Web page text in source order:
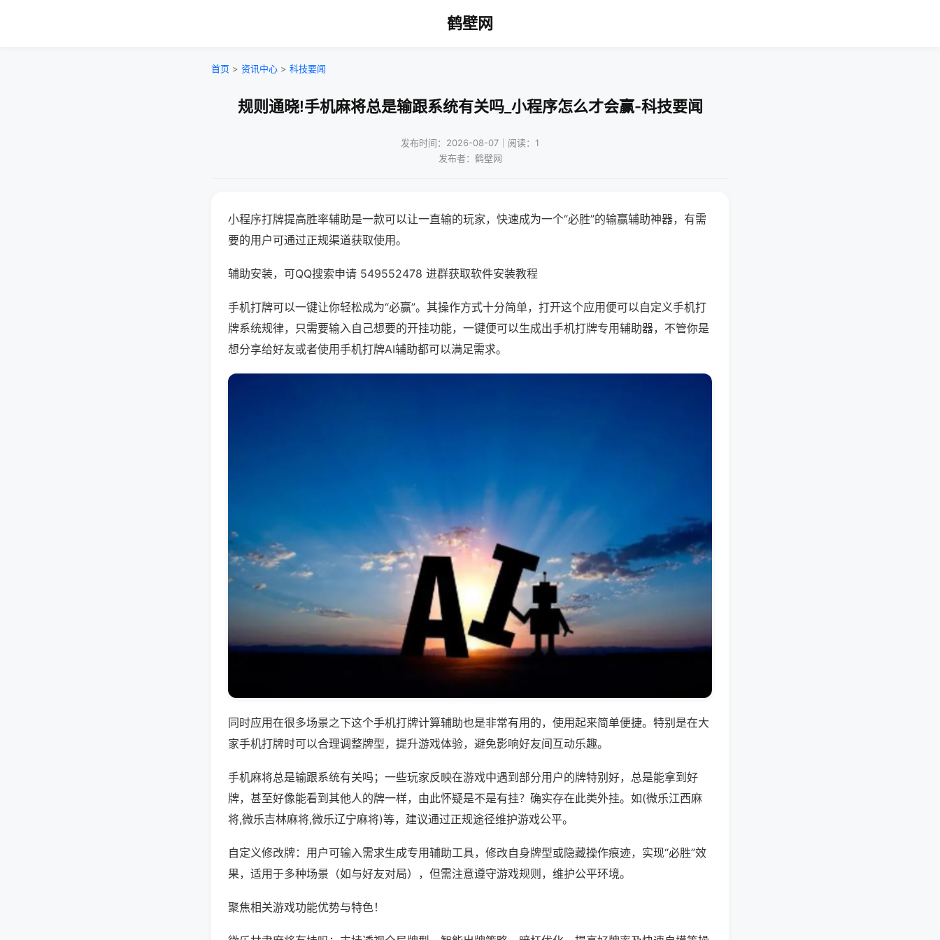
鹤壁网
首页 > 资讯中心 > 科技要闻
规则通晓!手机麻将总是输跟系统有关吗_小程序怎么才会赢-科技要闻
发布时间：2026-08-07｜阅读：1
发布者：鹤壁网
小程序打牌提高胜率辅助是一款可以让一直输的玩家，快速成为一个“必胜”的输赢辅助神器，有需
要的用户可通过正规渠道获取使用。
辅助安装，可QQ搜索申请 549552478 进群获取软件安装教程
手机打牌可以一键让你轻松成为“必赢”。其操作方式十分简单，打开这个应用便可以自定义手机打
牌系统规律，只需要输入自己想要的开挂功能，一键便可以生成出手机打牌专用辅助器，不管你是
想分享给好友或者使用手机打牌AI辅助都可以满足需求。
同时应用在很多场景之下这个手机打牌计算辅助也是非常有用的，使用起来简单便捷。特别是在大
家手机打牌时可以合理调整牌型，提升游戏体验，避免影响好友间互动乐趣。
手机麻将总是输跟系统有关吗；一些玩家反映在游戏中遇到部分用户的牌特别好，总是能拿到好
牌，甚至好像能看到其他人的牌一样，由此怀疑是不是有挂？确实存在此类外挂。如(微乐江西麻
将,微乐吉林麻将,微乐辽宁麻将)等，建议通过正规途径维护游戏公平。
自定义修改牌：用户可输入需求生成专用辅助工具，修改自身牌型或隐藏操作痕迹，实现“必胜”效
果，适用于多种场景（如与好友对局），但需注意遵守游戏规则，维护公平环境。
聚焦相关游戏功能优势与特色！